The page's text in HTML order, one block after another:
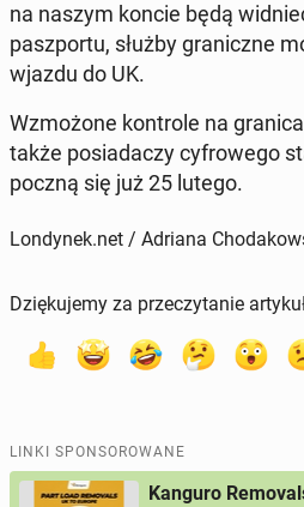
na naszym koncie będą
pasz­por­tu, służby gra­nicz­ne
wjazdu do UK.
Wzmo­żo­ne kon­tro­le na
także po­sia­da­czy cy­fro­we­go
pocz­ną się już 25 lutego.
Londynek.net / Adriana
Dziękujemy za przeczytanie
LINKI SPONSOROWANE
Kanguro